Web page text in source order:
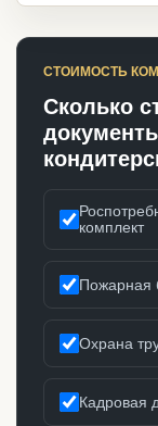
СТОИМОСТЬ
Сколько
комплект
Пожарная
Охрана
Кадровая